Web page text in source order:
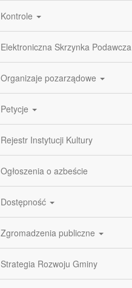
Kontrole
Elektroniczna Skrzynka Podawcza
Organizaje pozarządowe
Petycje
Rejestr Instytucji Kultury
Ogłoszenia o azbeście
Dostępność
Zgromadzenia publiczne
Strategia Rozwoju Gminy